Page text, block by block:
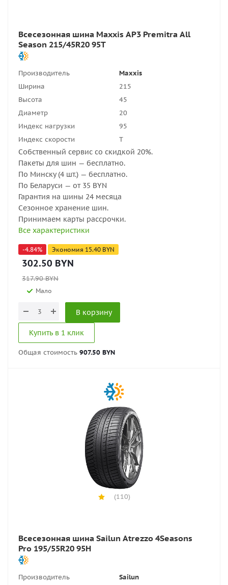
Всесезонная шина Maxxis AP3 Premitra All
Season 215/45R20 95T
Производитель
Maxxis
Ширина
215
Высота
45
Диаметр
20
Индекс нагрузки
95
Индекс скорости
T
Собственный сервис со скидкой 20%.
Пакеты для шин — бесплатно.
По Минску (4 шт.) — бесплатно.
По Беларуси — от 35 BYN
Гарантия на шины 24 месяца
Сезонное хранение шин.
Принимаем карты рассрочки.
Все характеристики
-4.84% Экономия 15.40 BYN
302.50 BYN
317.90BYN
Мало
В корзину
Купить в 1 клик
Общая стоимость 907.50 BYN
(110)
Всесезонная шина Sailun Atrezzo 4Seasons
Pro 195/55R20 95H
Производитель Sailun